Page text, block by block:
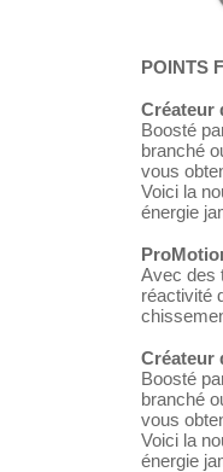
POINTS
Créateur
Boosté
branché
vous
Voici la
énergie
Avec des
réactivité
Créateur
Boosté
branché
vous
Voici la
énergie